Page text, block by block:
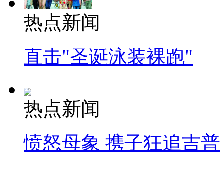
热点新闻
直击"圣诞泳装裸跑"
热点新闻
愤怒母象 携子狂追吉